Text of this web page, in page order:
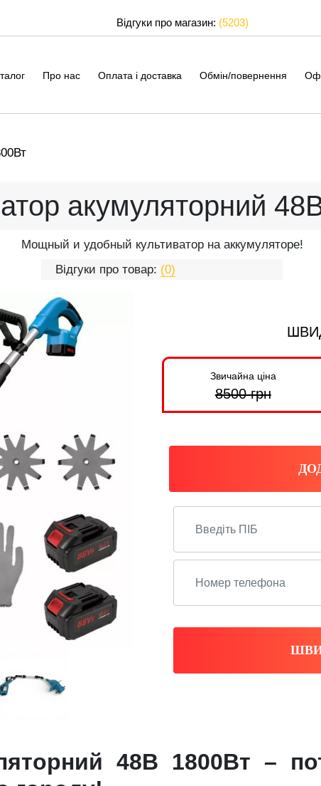
Відгуки про магазин: (5203)
Про нас Оплата і доставка Обмін/повернення
акумуляторний
Мощный и удобный культиватор на аккумуляторе!
Відгуки про товар: (0)
Звичайна ціна
8500грн
48В 1800Вт –